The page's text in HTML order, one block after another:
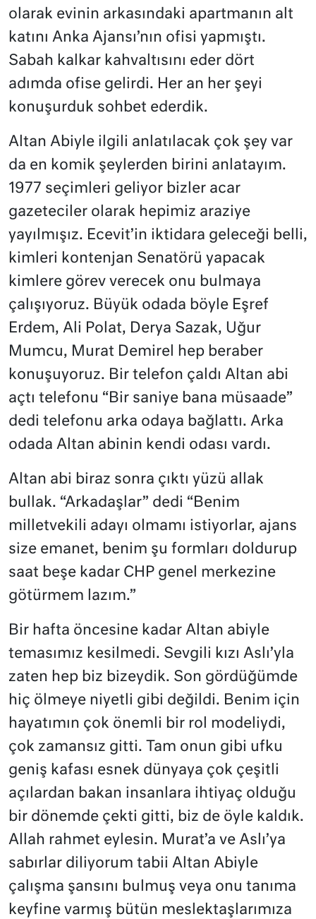
olarak evinin arkasındaki apartmanın alt
katını Anka Ajansı’nın ofisi yapmıştı.
Sabah kalkar kahvaltısını eder dört
adımda ofise gelirdi. Her an her şeyi
konuşurduk sohbet ederdik.
Altan Abiyle ilgili anlatılacak çok şey var
da en komik şeylerden birini anlatayım.
1977 seçimleri geliyor bizler acar
gazeteciler olarak hepimiz araziye
yayılmışız. Ecevit’in iktidara geleceği belli,
kimleri kontenjan Senatörü yapacak
kimlere görev verecek onu bulmaya
çalışıyoruz. Büyük odada böyle Eşref
Erdem, Ali Polat, Derya Sazak, Uğur
Mumcu, Murat Demirel hep beraber
konuşuyoruz. Bir telefon çaldı Altan abi
açtı telefonu “Bir saniye bana müsaade”
dedi telefonu arka odaya bağlattı. Arka
odada Altan abinin kendi odası vardı.
Altan abi biraz sonra çıktı yüzü allak
bullak. “Arkadaşlar” dedi “Benim
milletvekili adayı olmamı istiyorlar, ajans
size emanet, benim şu formları doldurup
saat beşe kadar CHP genel merkezine
götürmem lazım.”
Bir hafta öncesine kadar Altan abiyle
temasımız kesilmedi. Sevgili kızı Aslı’yla
zaten hep biz bizeydik. Son gördüğümde
hiç ölmeye niyetli gibi değildi. Benim için
hayatımın çok önemli bir rol modeliydi,
çok zamansız gitti. Tam onun gibi ufku
geniş kafası esnek dünyaya çok çeşitli
açılardan bakan insanlara ihtiyaç olduğu
bir dönemde çekti gitti, biz de öyle kaldık.
Allah rahmet eylesin. Murat’a ve Aslı’ya
sabırlar diliyorum tabii Altan Abiyle
çalışma şansını bulmuş veya onu tanıma
keyfine varmış bütün meslektaşlarımıza